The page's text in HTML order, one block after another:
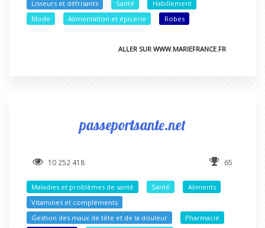
Lisseurs et défrisants
Santé
Habillement
Mode
Alimentation et épicerie Robes
ALLER SUR WWW.MARIEFRANCE.FR
passeportsante.net
10 252 418 65
Maladies et problèmes de santé Santé
Aliments
Vitamines et compléments
Gestion des maux de tête et de la douleur
Pharmacie